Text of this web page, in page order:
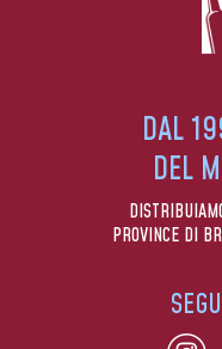
DAL
DEL
PROVINCE DI